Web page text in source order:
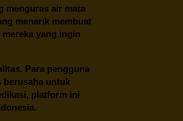
menguras air mata
menarik membuat
yang ingin
Para pengguna
untuk
platform ini